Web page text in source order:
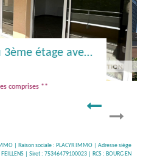
Appartement T3 au 2ème étage avec terrasse et parking
comprises **
| Raison sociale : PLACYR IMMO | Adresse siège
| Siret : 75346479100023 | RCS : BOURG EN